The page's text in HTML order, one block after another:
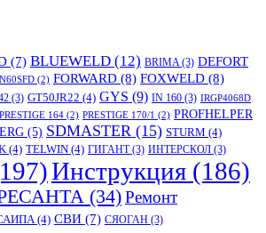
(7) BLUEWELD (12) BRIMA (3) DEFORT
(2) FORWARD (8) FOXWELD (8)
(3) GT50JR22 (4) GYS (9) IN 160 (3) IRGP4068D
PRESTIGE 164 (2) PRESTIGE 170/1 (2) PROFHELPER
(5) SDMASTER (15) STURM (4)
(4) TELWIN (4) ГИГАНТ(3) ИНТЕРСКОЛ (3)
Инструкция (186)
(34)Ремонт
(4) СВИ (7) СЯОГАН (3)